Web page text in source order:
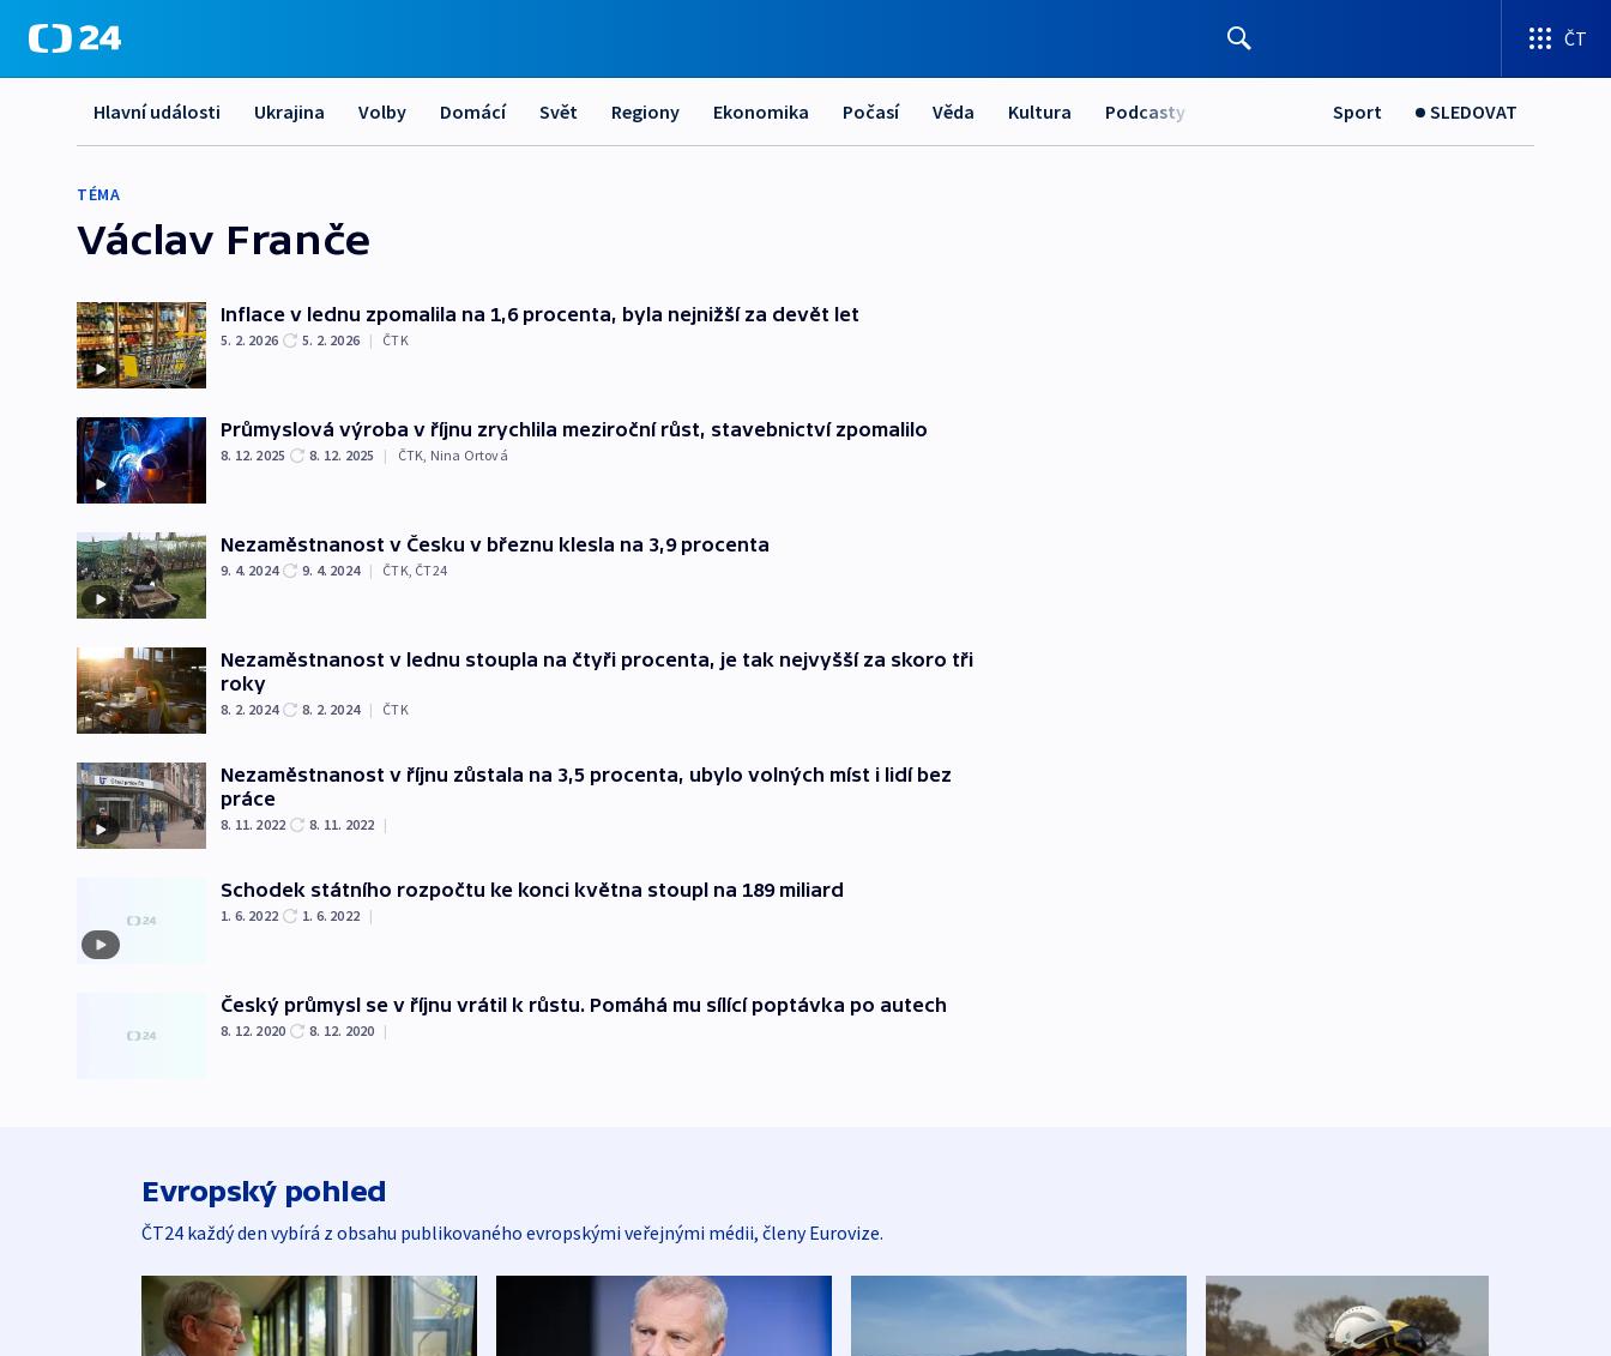
ČT
Hlavní události Ukrajina Volby Domácí Svět Regiony Ekonomika Počasí Věda Kultura Podcasty Sport SLEDOVAT
TÉMA
Václav Franče
Inflace v lednu zpomalila na 1,6 procenta, byla nejnižší za devět let
5. 2. 2026 5. 2. 2026 | ČTK
Průmyslová výroba v říjnu zrychlila meziroční růst, stavebnictví zpomalilo
8. 12. 2025 8. 12. 2025 | ČTK Nina Ortová
Nezaměstnanost v Česku v březnu klesla na 3,9 procenta
9. 4. 2024 9. 4. 2024 | ČTK ČT24
Nezaměstnanost v lednu stoupla na čtyři procenta, je tak nejvyšší za skoro tři
roky
8. 2. 2024 8. 2. 2024 | ČTK
Nezaměstnanost v říjnu zůstala na 3,5 procenta, ubylo volných míst i lidí bez
práce
8. 11. 2022 8. 11. 2022 |
Schodek státního rozpočtu ke konci května stoupl na 189 miliard
1. 6. 2022 1. 6. 2022 |
Český průmysl se v říjnu vrátil k růstu. Pomáhá mu sílící poptávka po autech
8. 12. 2020 8. 12. 2020 |
Evropský pohled
ČT24 každý den vybírá z obsahu publikovaného evropskými veřejnými médii, členy Eurovize.